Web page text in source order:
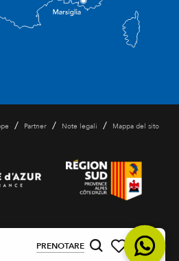
PRENOTARE IT
/ Partner / Note legali / Mappa del sito